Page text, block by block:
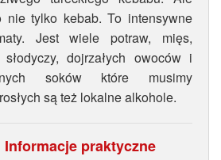
nie tylko kebab. To intensywne
Jest wiele potraw, mięs,
dojrzałych owoców i
soków które musimy
są też lokalne alkohole.
Informacje praktyczne